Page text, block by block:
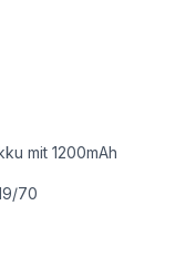
mit 1200mAh
70